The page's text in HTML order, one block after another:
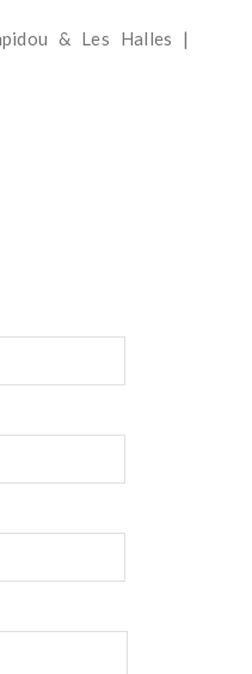
& Les Halles |